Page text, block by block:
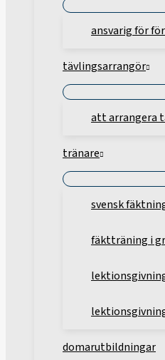
ansvarig för
tävlingsarrangör
att arrangera
tränare
svensk
fäktträning i
domarutbildningar